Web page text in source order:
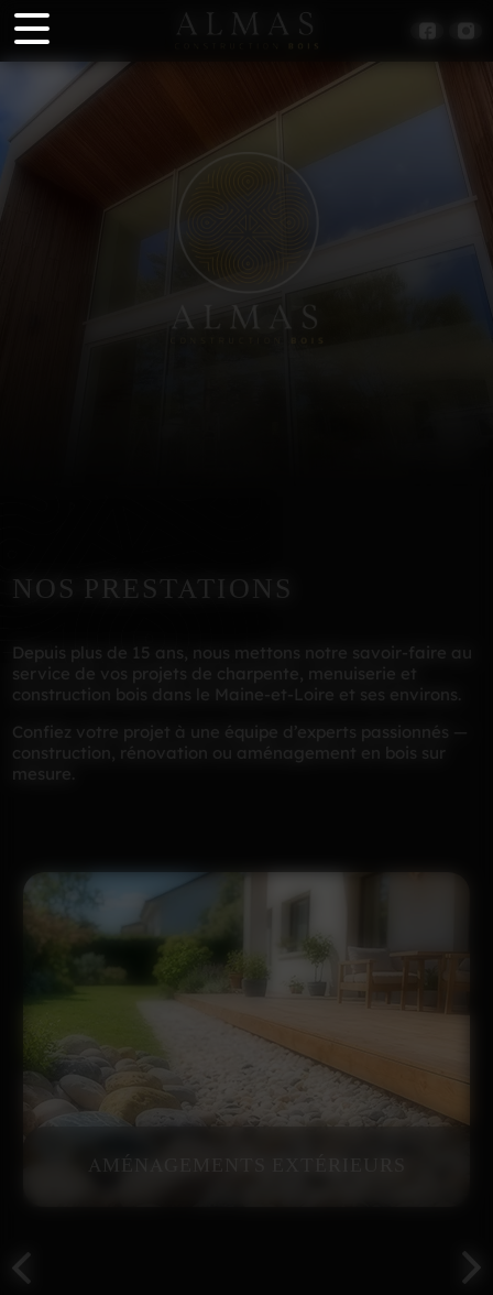
Panneau de gestion des cookies
NOS PRESTATIONS
Depuis plus de 15 ans, nous mettons notre savoir-faire au
service de vos projets de charpente, menuiserie et
construction bois dans le Maine-et-Loire et ses environs.
Confiez votre projet à une équipe d’experts passionnés —
construction, rénovation ou aménagement en bois sur
mesure.